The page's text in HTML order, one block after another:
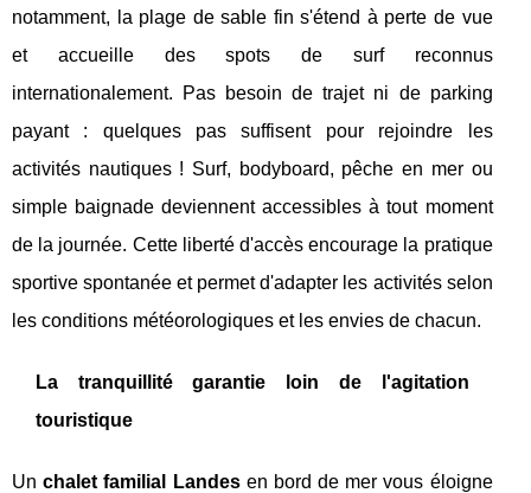
notamment, la plage de sable fin s'étend à perte de vue
et accueille des spots de surf reconnus
internationalement. Pas besoin de trajet ni de parking
payant : quelques pas suffisent pour rejoindre les
activités nautiques ! Surf, bodyboard, pêche en mer ou
simple baignade deviennent accessibles à tout moment
de la journée. Cette liberté d'accès encourage la pratique
sportive spontanée et permet d'adapter les activités selon
les conditions météorologiques et les envies de chacun.
La tranquillité garantie loin de l'agitation
touristique
Unchalet familial Landesen bord de mer vous éloigne